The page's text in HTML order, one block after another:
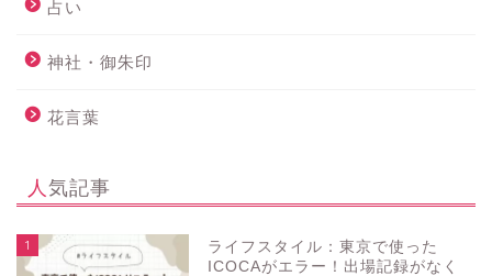
占い
神社・御朱印
花言葉
人気記事
1
ライフスタイル：東京で使った
ICOCAがエラー！出場記録がなく